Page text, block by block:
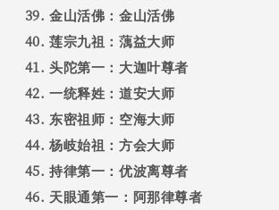
金山活佛：金山活佛
莲宗九祖：蕅益大师
头陀第一：大迦叶尊者
一统释姓：道安大师
东密祖师：空海大师
杨岐始祖：方会大师
持律第一：优波离尊者
天眼通第一：阿那律尊者